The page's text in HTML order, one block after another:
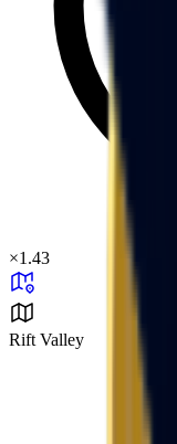
×1.43
Rift Valley